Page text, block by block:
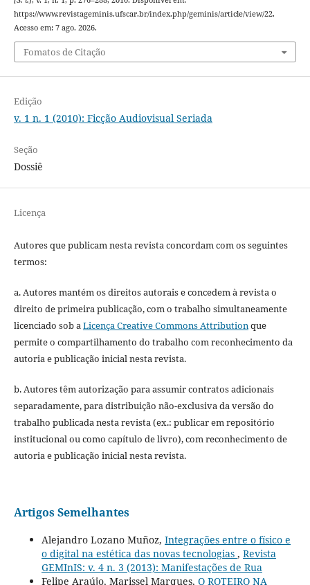
https://www.revistageminis.ufscar.br/index.php/geminis/article/view/22.
Acesso em: 7 ago. 2026.
Fomatos de Citação
Edição
v. 1 n. 1 (2010): Ficção Audiovisual Seriada
Seção
Dossiê
Licença
Autores que publicam nesta revista concordam com os seguintes
termos:
a. Autores mantém os direitos autorais e concedem à revista o
direito de primeira publicação, com o trabalho simultaneamente
licenciado sob aLicença Creative Commons Attributionque
permite o compartilhamento do trabalho com reconhecimento da
autoria e publicação inicial nesta revista.
b. Autores têm autorização para assumir contratos adicionais
separadamente, para distribuição não-exclusiva da versão do
trabalho publicada nesta revista (ex.: publicar em repositório
institucional ou como capítulo de livro), com reconhecimento de
autoria e publicação inicial nesta revista.
Artigos Semelhantes
Alejandro Lozano Muñoz, Integrações entre o físico e
o digital na estética das novas tecnologias , Revista
GEMInIS: v. 4 n. 3 (2013): Manifestações de Rua
Felipe Araújo, Marissel Marques, O ROTEIRO NA